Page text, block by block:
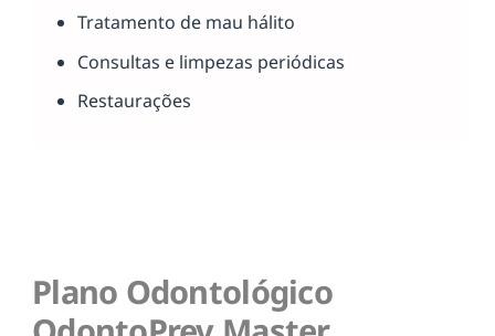
Tratamento de mau hálito
Consultas e limpezas periódicas
Restaurações
Plano Odontológico